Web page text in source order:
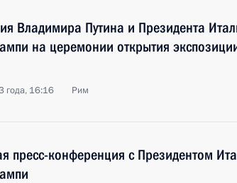
Владимира Путина и Президента
на церемонии открытия
года, 16:16 Рим
пресс-конференция с Президентом